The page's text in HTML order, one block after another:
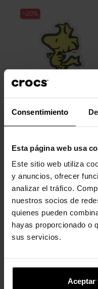
Consentimiento
Esta página web usa
Este sitio web utiliza
y anuncios, ofrecer
analizar el tráfico.
nuestros socios de
quienes pueden
hayas proporcionado o
sus servicios.
Aceptar
-20%
Snoopy Woodstock
4,99 € 3,99 €